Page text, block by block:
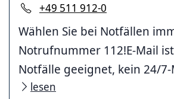
+49 511 912-0
Wählen Sie bei Notfällen
Notrufnummer 112!E-Mail
Notfälle geeignet, kein 24/
lesen